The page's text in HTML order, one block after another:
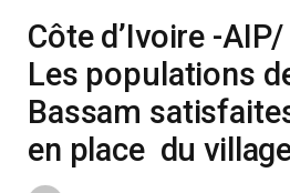
Côte d’Ivoire -
Les populations
Bassam
en place du